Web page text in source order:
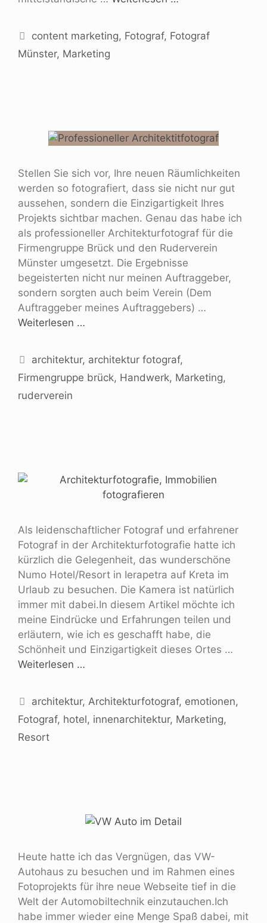
content marketing, Fotograf, Fotograf
Münster, Marketing
Stellen Sie sich vor, Ihre neuen Räumlichkeiten
werden so fotografiert, dass sie nicht nur gut
aussehen, sondern die Einzigartigkeit Ihres
Projekts sichtbar machen. Genau das habe ich
als professioneller Architekturfotograf für die
Firmengruppe Brück und den Ruderverein
Münster umgesetzt. Die Ergebnisse
begeisterten nicht nur meinen Auftraggeber,
sondern sorgten auch beim Verein (Dem
Auftraggeber meines Auftraggebers) …
Weiterlesen …
architektur, architektur fotograf,
Firmengruppe brück, Handwerk, Marketing,
ruderverein
Als leidenschaftlicher Fotograf und erfahrener
Fotograf in der Architekturfotografie hatte ich
kürzlich die Gelegenheit, das wunderschöne
Numo Hotel/Resort in Ierapetra auf Kreta im
Urlaub zu besuchen. Die Kamera ist natürlich
immer mit dabei.In diesem Artikel möchte ich
meine Eindrücke und Erfahrungen teilen und
erläutern, wie ich es geschafft habe, die
Schönheit und Einzigartigkeit dieses Ortes …
Weiterlesen …
architektur, Architekturfotograf, emotionen,
Fotograf, hotel, innenarchitektur, Marketing,
Resort
Heute hatte ich das Vergnügen, das VW-
Autohaus zu besuchen und im Rahmen eines
Fotoprojekts für ihre neue Webseite tief in die
Welt der Automobiltechnik einzutauchen.Ich
habe immer wieder eine Menge Spaß dabei, mit